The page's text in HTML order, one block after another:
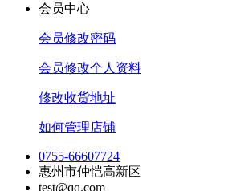
会员中心
会员修改密码
会员修改个人资料
修改收货地址
如何管理店铺
0755-66607724
惠州市仲恺高新区
test@qq.com